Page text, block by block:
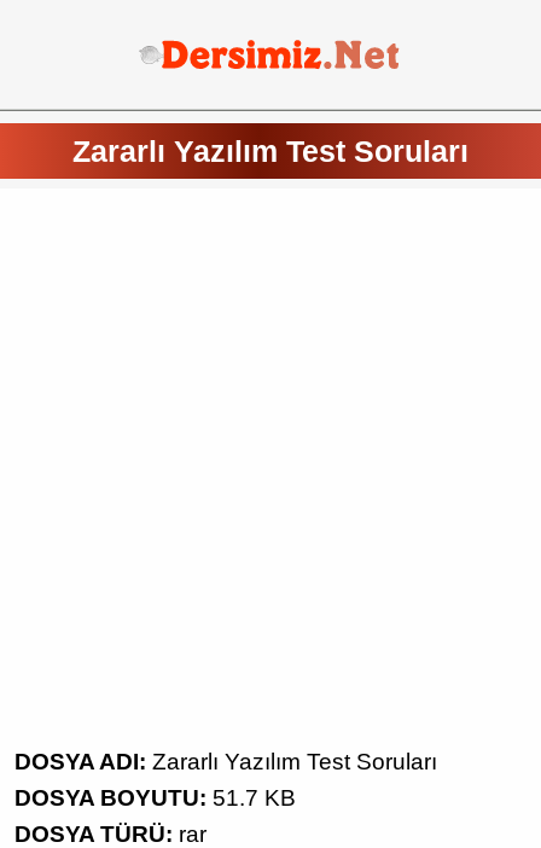
Zararlı Yazılım Test Soruları
DOSYA ADI: Zararlı Yazılım Test Soruları
DOSYA BOYUTU: 51.7 KB
DOSYA TÜRÜ: rar